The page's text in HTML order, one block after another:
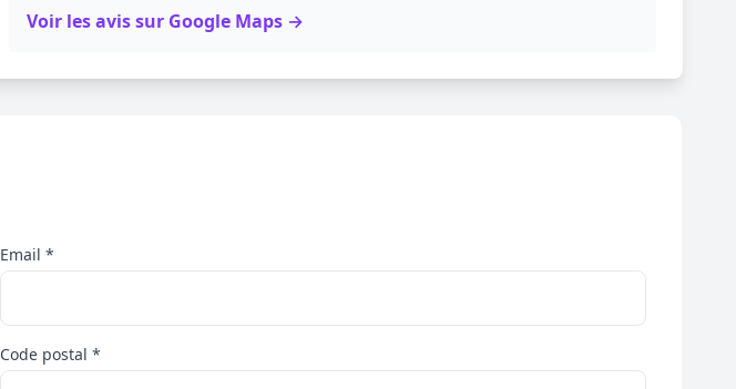
Voir les avis sur Google Maps →
Email *
Code postal *